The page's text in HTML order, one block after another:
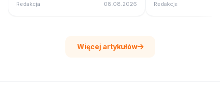
Redakcja 08.08.2026 Redakcja
Więcej artykułów